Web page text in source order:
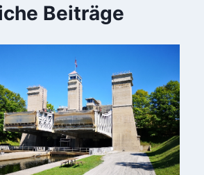
Beiträge